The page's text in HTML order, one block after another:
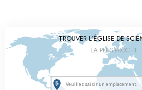
TROUVER L’ÉGLISE DE
LA PLUS PROCHE